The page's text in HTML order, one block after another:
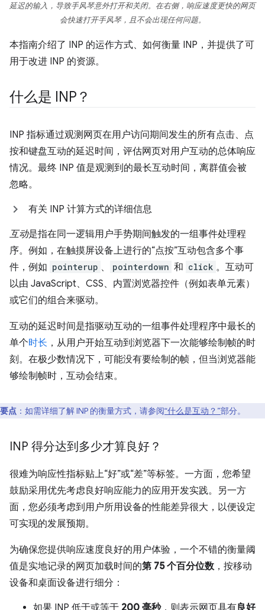
延迟的输入，导致手风琴意外打开和关闭。在右侧，响应速度更快的网页
会快速打开手风琴，且不会出现任何问题。
本指南介绍了 INP 的运作方式、如何衡量 INP，并提供了可
用于改进 INP 的资源。
什么是 INP？
INP 指标通过观测网页在用户访问期间发生的所有点击、点
按和键盘互动的延迟时间，评估网页对用户互动的总体响应
情况。最终 INP 值是观测到的最长互动时间，离群值会被
忽略。
有关 INP 计算方式的详细信息
互动是指在同一逻辑用户手势期间触发的一组事件处理程
序。例如，在触摸屏设备上进行的“点按”互动包含多个事
件，例如 pointerup 、 pointerdown 和 click 。互动可
以由 JavaScript、CSS、内置浏览器控件（例如表单元素）
或它们的组合来驱动。
互动的延迟时间是指驱动互动的一组事件处理程序中最长的
单个时长 ，从用户开始互动到浏览器下一次能够绘制帧的时
刻。在极少数情况下，可能没有要绘制的帧，但当浏览器能
够绘制帧时，互动会结束。
要点 ：如需详细了解 INP 的衡量方式，请参阅“什么是互动？”部分。
INP 得分达到多少才算良好？
很难为响应性指标贴上“好”或“差”等标签。一方面，您希望
鼓励采用优先考虑良好响应能力的应用开发实践。另一方
面，您必须考虑到用户所用设备的性能差异很大，以便设定
可实现的发展预期。
为确保您提供响应速度良好的用户体验，一个不错的衡量阈
值是实地记录的网页加载时间的第 75 个百分位数 ，按移动
设备和桌面设备进行细分：
如果 INP 低于或等于 200 毫秒，则表示网页具有良好